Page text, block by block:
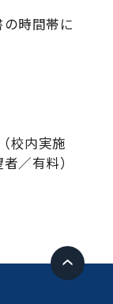
時間帯に
校内実施
／有料）